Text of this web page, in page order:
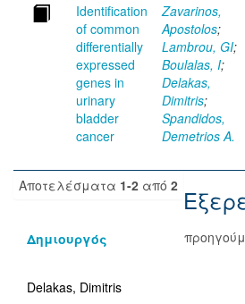
Identification
of common
differentially
expressed
genes in
urinary
bladder
cancer
Zavarinos,
Apostolos;
Lambrou, GI;
Boulalas, I;
Delakas,
Dimitris;
Spandidos,
Demetrios A.
Αποτελέσματα 1-2 από 2
Δημιουργός
Delakas, Dimitris